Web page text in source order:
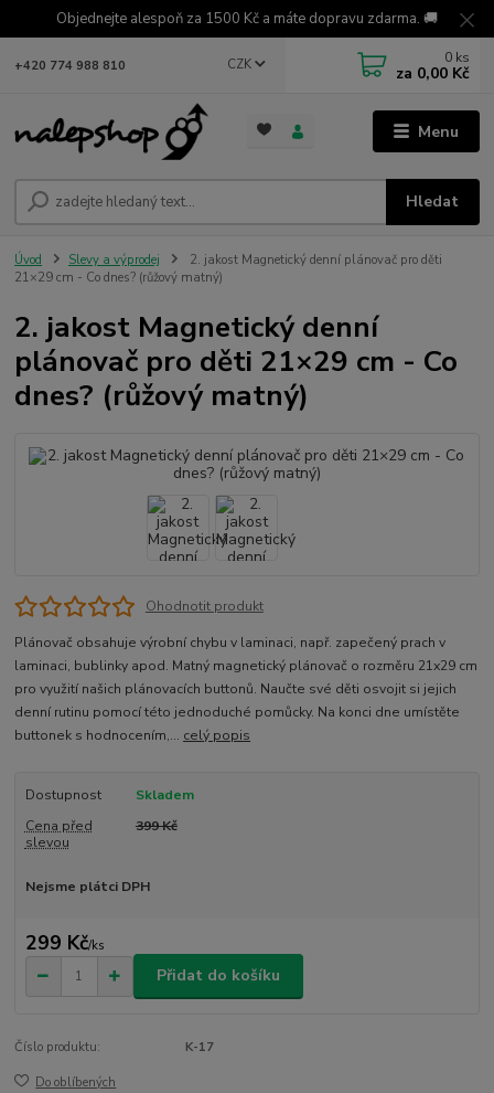
Objednejte alespoň za 1500 Kč a máte dopravu zdarma. 🚚
Menu
CZK
Hledat
+420 774 988 810 0 ks
za 0,00 Kč
Úvod Slevy a výprodej
2. jakost Magnetický denní plánovač pro děti
21×29 cm - Co dnes? (růžový matný)
2. jakost Magnetický denní
plánovač pro děti 21×29 cm - Co
dnes? (růžový matný)
Ohodnotit produkt
Plánovač obsahuje výrobní chybu v laminaci, např. zapečený prach v
laminaci, bublinky apod. Matný magnetický plánovač o rozměru 21x29 cm
pro využití našich plánovacích buttonů. Naučte své děti osvojit si jejich
denní rutinu pomocí této jednoduché pomůcky. Na konci dne umístěte
buttonek s hodnocením,... celý popis
Dostupnost
Skladem
Cena před
slevou
399 Kč
Nejsme plátci DPH
299 Kč/ks
Přidat do košíku
Číslo produktu: K-17
Do oblíbených